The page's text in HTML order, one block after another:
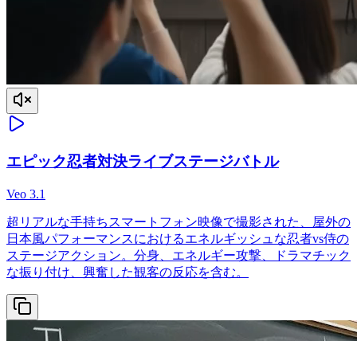
エピック忍者対決ライブステージバトル
Veo 3.1
超リアルな手持ちスマートフォン映像で撮影された、屋外の
日本風パフォーマンスにおけるエネルギッシュな忍者vs侍の
ステージアクション。分身、エネルギー攻撃、ドラマチック
な振り付け、興奮した観客の反応を含む。